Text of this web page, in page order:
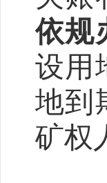
依规
设用
地到
矿权